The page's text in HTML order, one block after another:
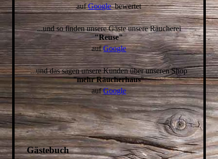
aufGooglebewertet
...und so finden unsere Gäste unsere Räucherei
"Reuse"
aufGoogle
...und das sagen unsere Kunden über unseren Shop
"mehr Räucherhaus"
aufGoogle
Gästebuch